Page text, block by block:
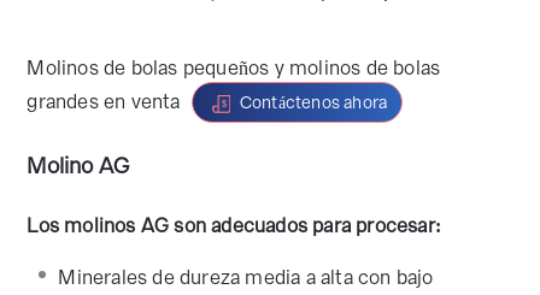
Molinos de bolas pequeños y molinos de bolas
grandes en venta
Contáctenos ahora
Molino AG
Los molinos AG son adecuados para procesar:
Minerales de dureza media a alta con bajo